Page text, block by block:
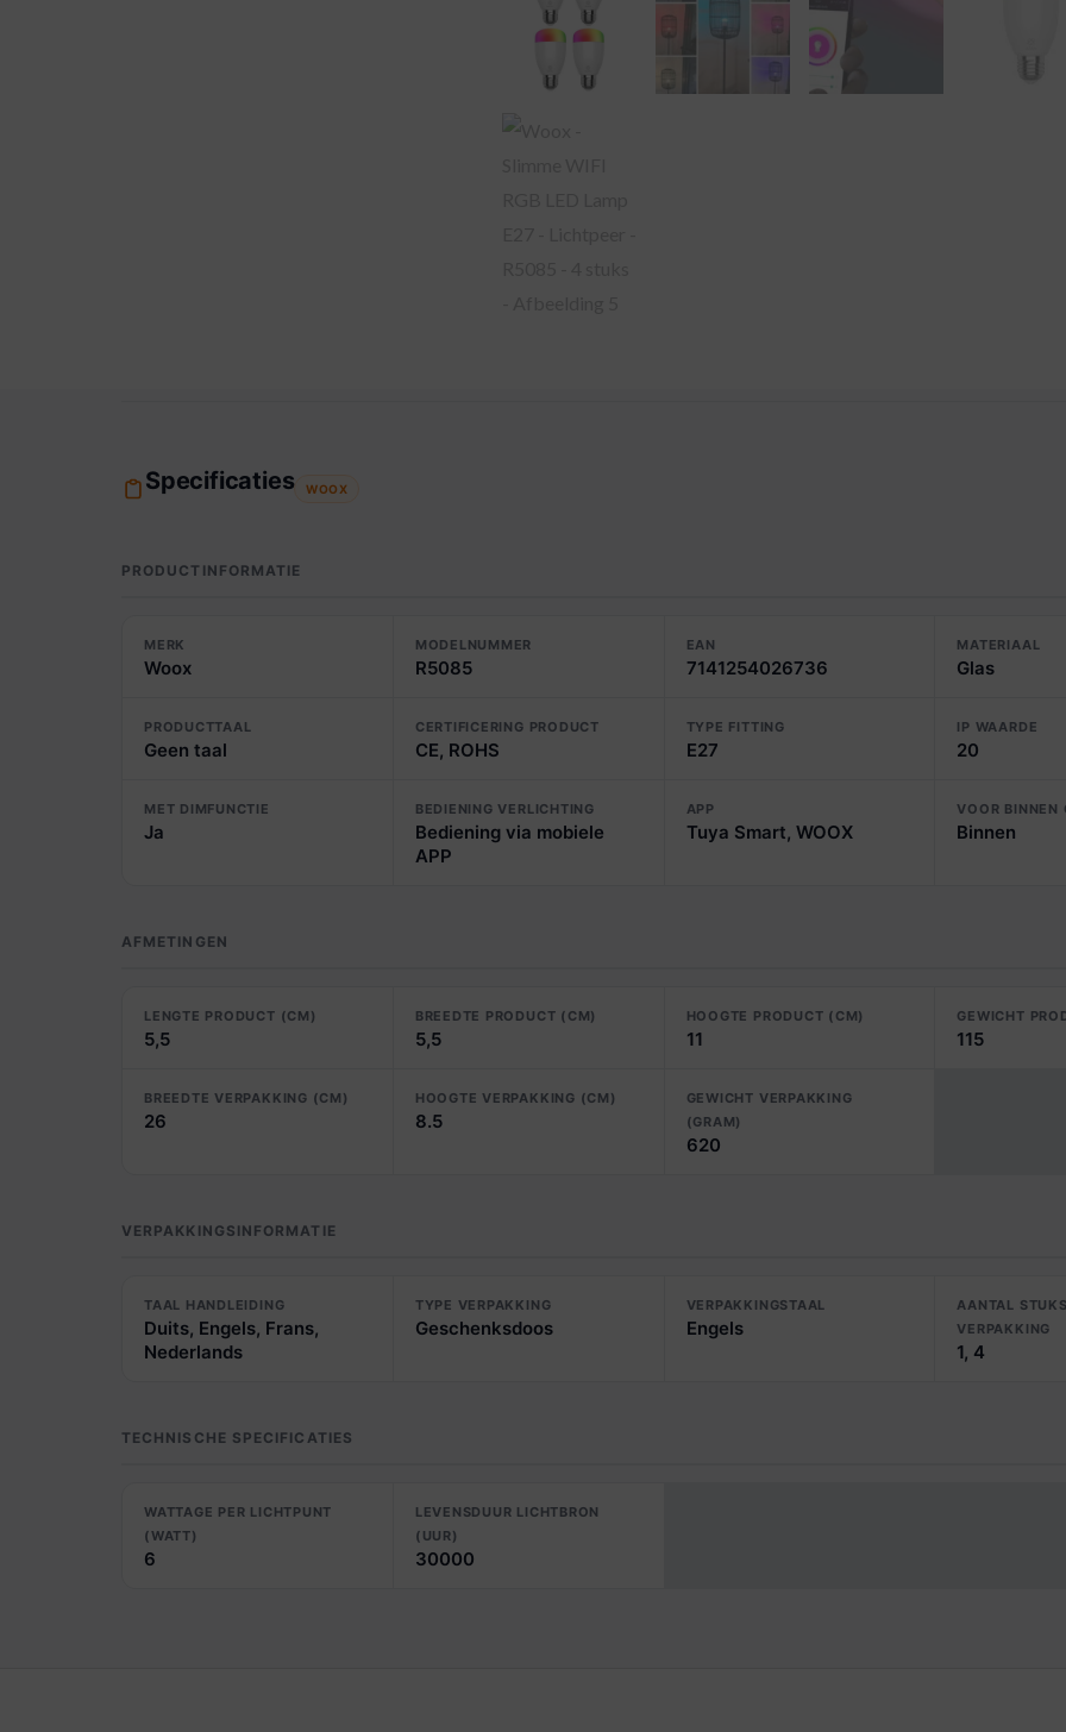
Specificaties WOOX
PRODUCTINFORMATIE
MERK
Woox
MODELNUMMER
R5085
EAN
7141254026736
MATERIAAL
Glas
PRODUCTTAAL
Geen taal
CERTIFICERING PRODUCT
CE, ROHS
TYPE FITTING
E27
IP WAARDE
20
MET DIMFUNCTIE
Ja
BEDIENING VERLICHTING
Bediening via mobiele
APP
APP
Tuya Smart, WOOX
VOOR BINNEN
Binnen
AFMETINGEN
LENGTE PRODUCT (CM)
5,5
BREEDTE PRODUCT (CM)
5,5
HOOGTE PRODUCT (CM)
11
GEWICHT
115
BREEDTE VERPAKKING (CM)
26
HOOGTE VERPAKKING (CM)
8.5
GEWICHT VERPAKKING
(GRAM)
620
VERPAKKINGSINFORMATIE
TAAL HANDLEIDING
Duits, Engels, Frans,
Nederlands
TYPE VERPAKKING
Geschenksdoos
VERPAKKINGSTAAL
Engels
AANTAL
VERPAKKING
1, 4
TECHNISCHE SPECIFICATIES
WATTAGE PER LICHTPUNT
(WATT)
6
LEVENSDUUR LICHTBRON
(UUR)
30000